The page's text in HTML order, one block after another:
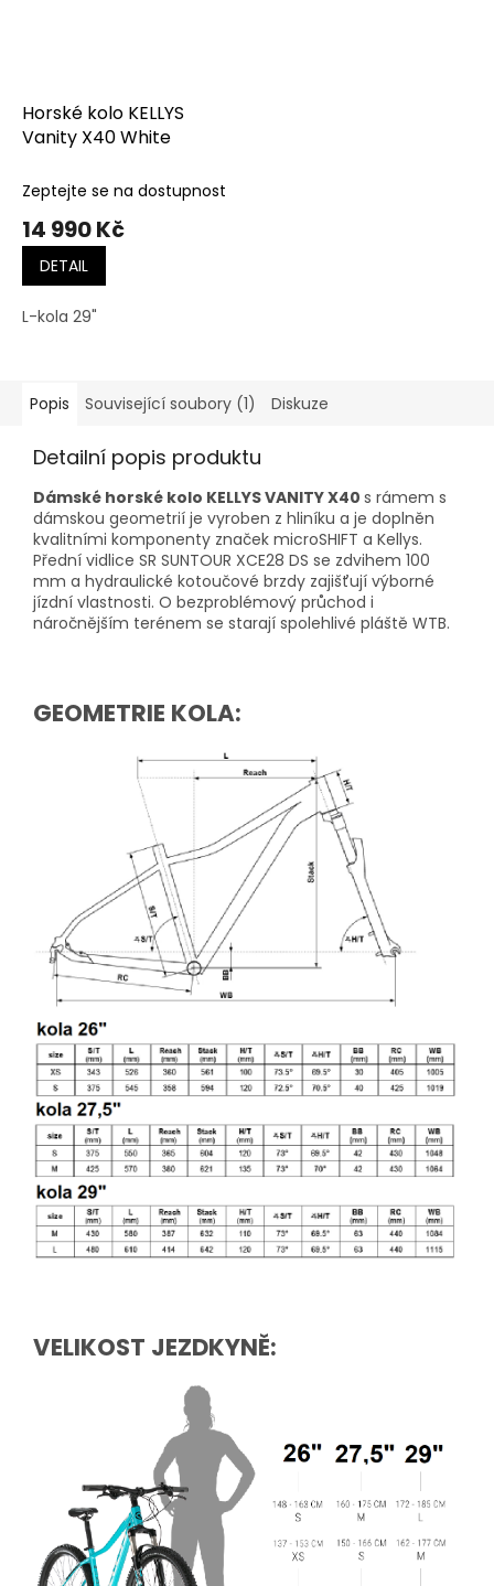
Horské kolo KELLYS
Vanity X40 White
Zeptejte se na dostupnost
14 990 Kč
DETAIL
L-kola 29"
Popis Související soubory (1) Diskuze
Detailní popis produktu
Dámské horské kolo KELLYS VANITY X40 s rámem s
dámskou geometrií je vyroben z hliníku a je doplněn
kvalitními komponenty značek microSHIFT a Kellys.
Přední vidlice SR SUNTOUR XCE28 DS se zdvihem 100
mm a hydraulické kotoučové brzdy zajišťují výborné
jízdní vlastnosti. O bezproblémový průchod i
náročnějším terénem se starají spolehlivé pláště WTB.
GEOMETRIE KOLA:
VELIKOST JEZDKYNĚ: